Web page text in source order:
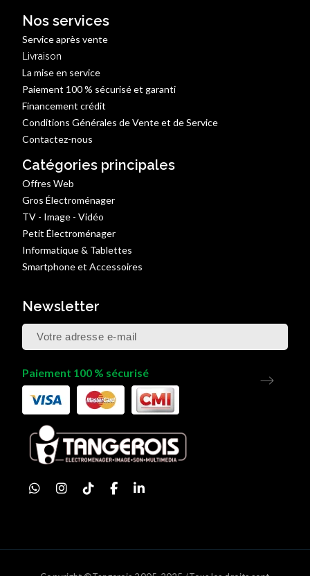
Nos services
Service après vente
Livraison
La mise en service
Paiement 100 % sécurisé et garanti
Financement crédit
Conditions Générales de Vente et de Service
Contactez-nous
Catégories principales
Offres Web
Gros Électroménager
TV - Image - Vidéo
Petit Électroménager
Informatique & Tablettes
Smartphone et Accessoires
Newsletter
Paiement 100 % sécurisé